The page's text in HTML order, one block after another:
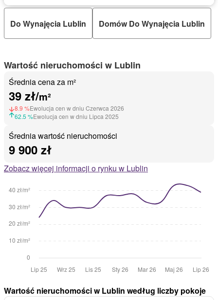
Do Wynajęcia Lublin Domów Do Wynajęcia Lublin
Wartość nieruchomości w Lublin
Średnia cena za m²
39 zł/m²
8.9 %Ewolucja cen w dniu Czerwca 2026
62.5 %Ewolucja cen w dniu Lipca 2025
Średnia wartość nieruchomości
9 900 zł
Zobacz więcej informacji o rynku w Lublin
Wartość nieruchomości w Lublin według liczby pokoje